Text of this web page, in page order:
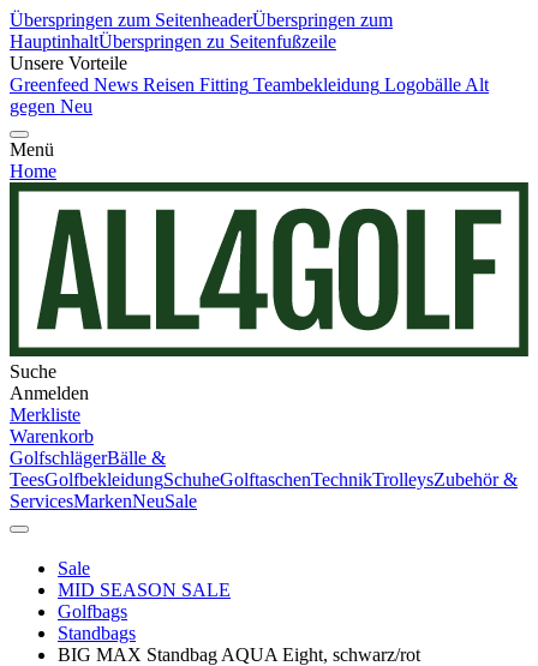
Überspringen zum SeitenheaderÜberspringen zum
HauptinhaltÜberspringen zu Seitenfußzeile
Unsere Vorteile
Greenfeed News Reisen Fitting Teambekleidung Logobälle Alt
gegen Neu
Menü
Home
Suche
Anmelden
Merkliste
Warenkorb
GolfschlägerBälle &
TeesGolfbekleidungSchuheGolftaschenTechnikTrolleysZubehör &
ServicesMarkenNeuSale
Sale
MID SEASON SALE
Golfbags
Standbags
BIG MAX Standbag AQUA Eight, schwarz/rot